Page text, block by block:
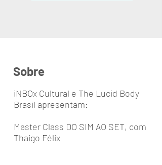
Sobre
iNBOx Cultural e The Lucid Body
Brasil apresentam:
Master Class DO SIM AO SET, com
Thaigo Félix